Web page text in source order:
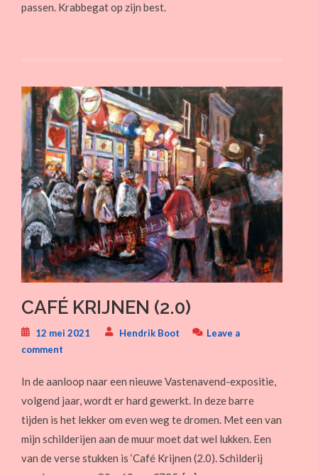
passen. Krabbegat op zijn best.
CAFÉ KRIJNEN (2.0)
12 mei 2021 Hendrik Boot
Leave a
comment
In de aanloop naar een nieuwe Vastenavend-expositie,
volgend jaar, wordt er hard gewerkt. In deze barre
tijden is het lekker om even weg te dromen. Met een van
mijn schilderijen aan de muur moet dat wel lukken. Een
van de verse stukken is ‘Café Krijnen (2.0). Schilderij